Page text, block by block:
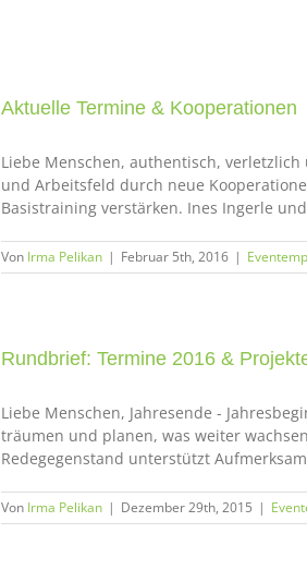
Aktuelle Termine & Kooperationen
Liebe Menschen, authentisch,
und Arbeitsfeld durch neue
Basistraining verstärken. Ines Ingerle
Von Irma Pelikan | Februar 5th, 2016 |
Rundbrief: Termine 2016 &
Liebe Menschen, Jahresende -
träumen und planen, was weiter
Redegegenstand unterstützt
Von Irma Pelikan | Dezember 29th, 2015 |